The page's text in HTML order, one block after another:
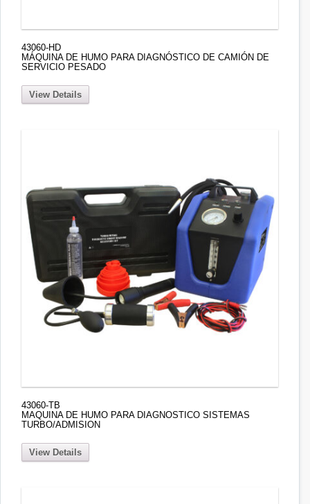
43060-HD
MÁQUINA DE HUMO PARA DIAGNÓSTICO DE CAMIÓN DE
SERVICIO PESADO
View Details
43060-TB
MAQUINA DE HUMO PARA DIAGNOSTICO SISTEMAS
TURBO/ADMISION
View Details